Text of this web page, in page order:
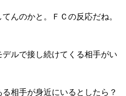
んのかと。ＦＣの反応だね。
ルで接し続けてくる相手がい
相手が身近にいるとしたら？